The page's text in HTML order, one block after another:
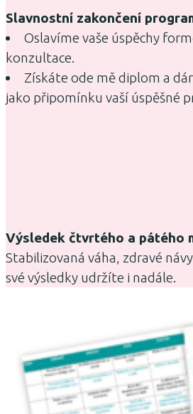
Slavnostní zakončení
Oslavíme vaše úspěchy
konzultace.
Získáte ode mě diplom a
jako připomínku vaší úspěšné
Výsledek čtvrtého a pátého
Stabilizovaná váha, zdravé
své výsledky udržíte i nadále.